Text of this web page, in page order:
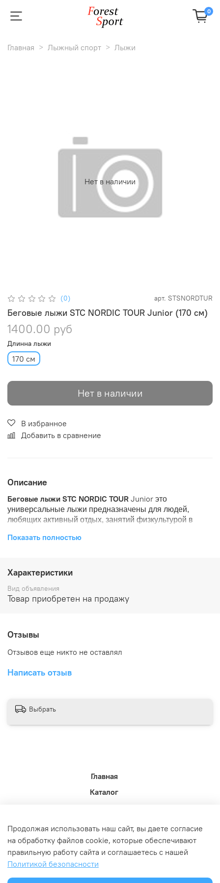
0
Главная Лыжный спорт Лыжи
Нет в наличии
(0) арт. STSNORDTUR
Беговые лыжи STC NORDIC TOUR Junior (170 см)
1400.00 руб
Длинна лыжи
170 см
Нет в наличии
В избранное
Добавить в сравнение
Описание
Беговые лыжи STC NORDIC TOUR Junior это
универсальные лыжи предназначены для людей,
любящих активный отдых, занятий физкультурой в
применимы для "классического хода".
высокомодульным волокном с дополнительным слоем
экструдированный полиэтилен. Всепогодно скользящая
поверхность превосходно скользит на любом снегу.
Показать полностью
Характеристики
Вид объявления
Товар приобретен на продажу
Отзывы
Отзывов еще никто не оставлял
Написать отзыв
Выбрать
Главная
Каталог
Доставка
Политика возврата
Связь с администрацией
Продолжая использовать наш сайт, вы даете согласие
на обработку файлов cookie, которые обеспечивают
правильную работу сайта и соглашаетесь с нашей
Политикой безопасности